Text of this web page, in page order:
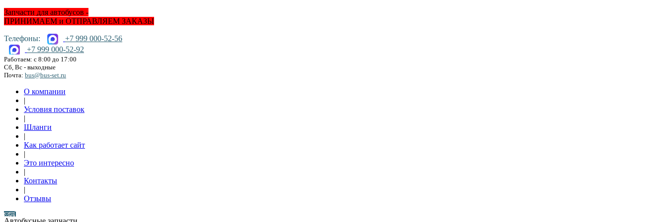
Запчасти для автобусов -
ПРИНИМАЕМ и ОТПРАВЛЯЕМ ЗАКАЗЫ
Телефоны:
+7 999 000-52-56
+7 999 000-52-92
Работаем: с 8:00 до 17:00
Сб, Вс - выходные
Почта: bus@bus-set.ru
О компании
|
Условия поставок
|
Шланги
|
Как работает сайт
|
Это интересно
|
Контакты
|
Отзывы